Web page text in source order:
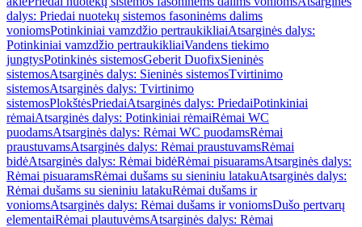
dalys: Priedai nuotekų sistemos fasoninėms dalims
voniomsPotinkiniai vamzdžio pertraukikliaiAtsarginės dalys:
Potinkiniai vamzdžio pertraukikliaiVandens tiekimo
jungtysPotinkinės sistemosGeberit DuofixSieninės
sistemosAtsarginės dalys: Sieninės sistemosTvirtinimo
sistemosAtsarginės dalys: Tvirtinimo
sistemosPlokštėsPriedaiAtsarginės dalys: PriedaiPotinkiniai
rėmaiAtsarginės dalys: Potinkiniai rėmaiRėmai WC
puodamsAtsarginės dalys: Rėmai WC puodamsRėmai
praustuvamsAtsarginės dalys: Rėmai praustuvamsRėmai
bidėAtsarginės dalys: Rėmai bidėRėmai pisuaramsAtsarginės dalys:
Rėmai pisuaramsRėmai dušams su sieniniu latakuAtsarginės dalys:
Rėmai dušams su sieniniu latakuRėmai dušams ir
voniomsAtsarginės dalys: Rėmai dušams ir voniomsDušo pertvarų
elementaiRėmai plautuvėmsAtsarginės dalys: Rėmai